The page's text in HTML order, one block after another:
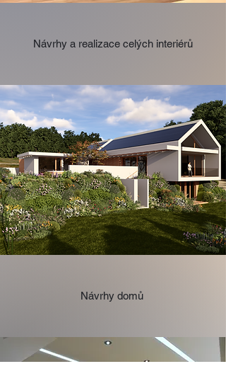
Návrhy a realizace celých interiérů
Návrhy domů